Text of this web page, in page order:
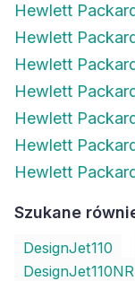
Hewlett
Hewlett
Hewlett
Hewlett
Hewlett
Hewlett
Hewlett
Szukane
DesignJet110
DesignJet110NR